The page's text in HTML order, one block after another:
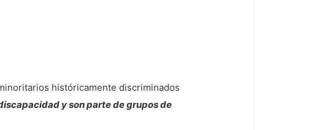
históricamente discriminados
y son parte de grupos de